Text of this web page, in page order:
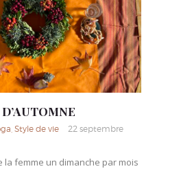
Style de vie
22 septembre
la femme un dimanche par mois